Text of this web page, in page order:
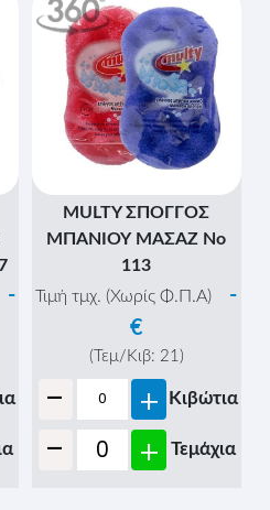
-
MULTY ΣΠΟΓΓΟΣ
ΜΠΑΝΙΟΥ ΜΑΣΑΖ Νο
113
Τιμή τμχ. (Χωρίς Φ.Π.Α)
-
€
(Τεμ/Κιβ: 21 )
- + Κιβώτια
- + Τεμάχια